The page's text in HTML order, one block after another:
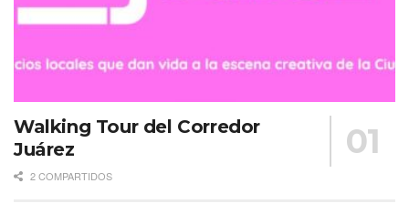
Walking Tour del Corredor
Juárez
2 COMPARTIDOS